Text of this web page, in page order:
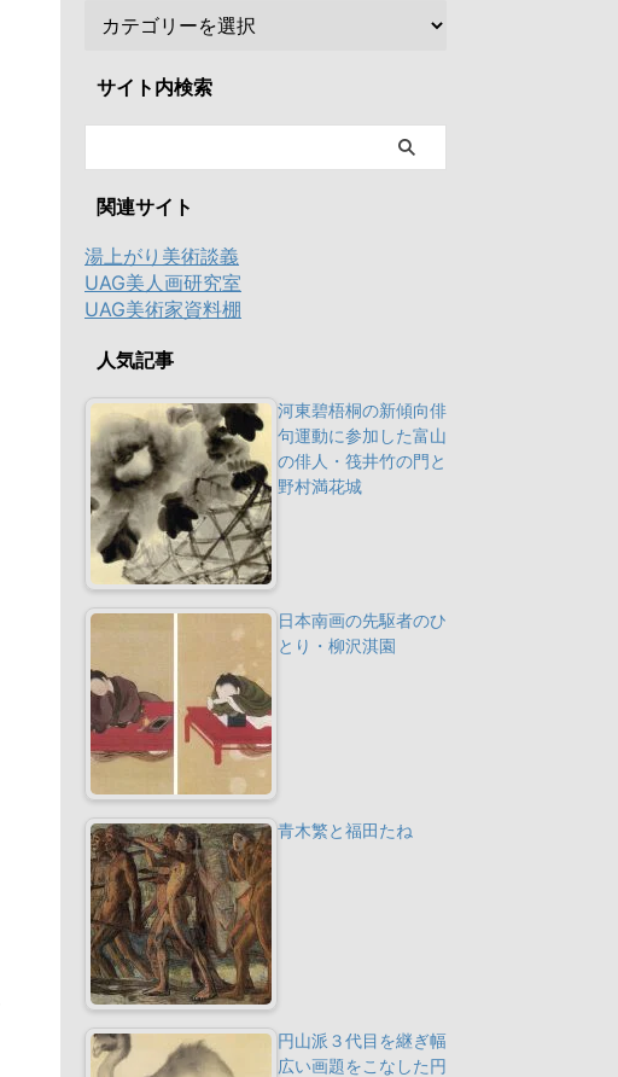
サイト内検索
関連サイト
湯上がり美術談義
UAG美人画研究室
UAG美術家資料棚
人気記事
河東碧梧桐の新傾向俳
句運動に参加した富山
の俳人・筏井竹の門と
野村満花城
日本南画の先駆者のひ
とり・柳沢淇園
青木繁と福田たね
円山派３代目を継ぎ幅
広い画題をこなした円